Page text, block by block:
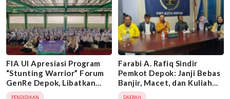
FIA UI Apresiasi Program
“Stunting Warrior” Forum
GenRe Depok, Libatkan
Remaja Cegah Stunting
PENDIDIKAN
Farabi A. Rafiq Sindir
Pemkot Depok: Janji Bebas
Banjir, Macet, dan Kuliah
Masih Jauh dari Realita
DAERAH